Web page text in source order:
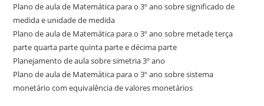
Plano de aula de Matemática para o 3º ano sobre significado de
medida e unidade de medida
Plano de aula de Matemática para o 3º ano sobre metade terça
parte quarta parte quinta parte e décima parte
Planejamento de aula sobre simetria 3º ano
Plano de aula de Matemática para o 3º ano sobre sistema
monetário com equivalência de valores monetários